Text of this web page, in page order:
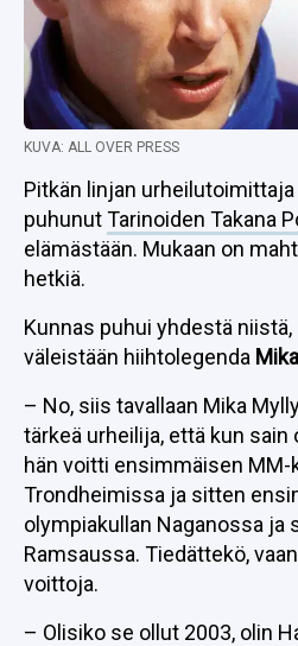
KUVA: ALL OVER PRESS
Pitkän linjan urheilutoimittaja
puhunutTarinoiden Takana
elämästään. Mukaan on
hetkiä.
Kunnas puhui yhdestä
väleistään hiihtolegenda
– No, siis tavallaan Mika
tärkeä urheilija, että kun sain
hän voitti ensimmäisen MM-
Trondheimissa ja sitten
olympiakullan Naganossa ja
Ramsaussa. Tiedättekö,
voittoja.
– Olisiko se ollut 2003, olin